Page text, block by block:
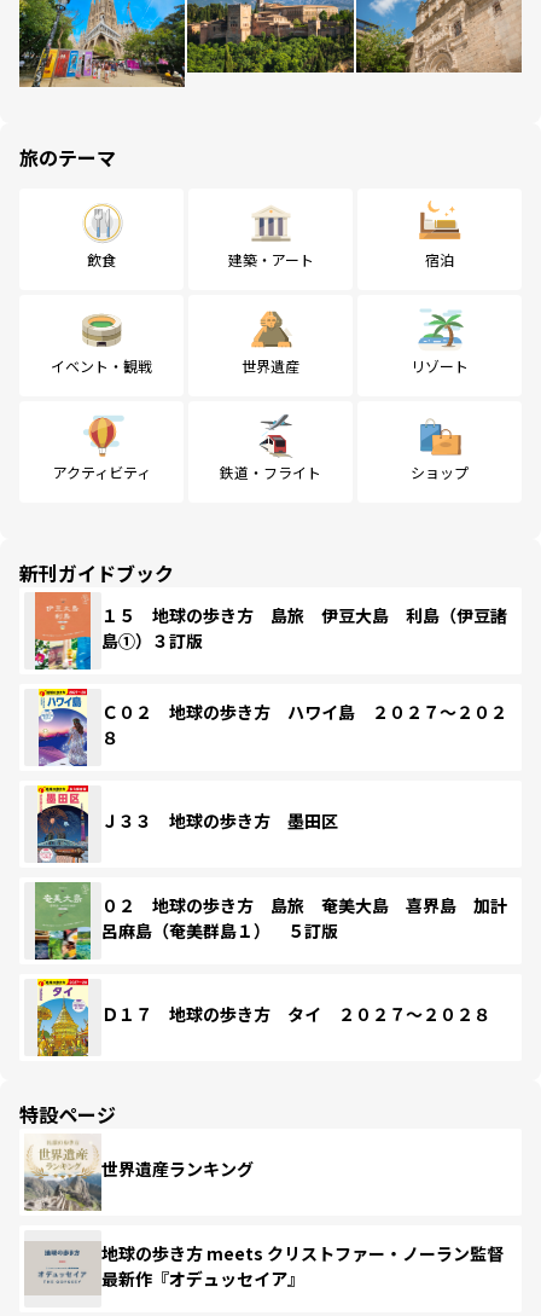
旅のテーマ
飲食 建築・アート 宿泊
イベント・観戦 世界遺産 リゾート
アクティビティ 鉄道・フライト ショップ
新刊ガイドブック
１５ 地球の歩き方 島旅 伊豆大島 利島（伊豆諸
島①）３訂版
Ｃ０２ 地球の歩き方 ハワイ島 ２０２７～２０２
８
Ｊ３３ 地球の歩き方 墨田区
０２ 地球の歩き方 島旅 奄美大島 喜界島 加計
呂麻島（奄美群島１） ５訂版
Ｄ１７ 地球の歩き方 タイ ２０２７～２０２８
特設ページ
世界遺産ランキング
地球の歩き方 meets クリストファー・ノーラン監督
最新作『オデュッセイア』